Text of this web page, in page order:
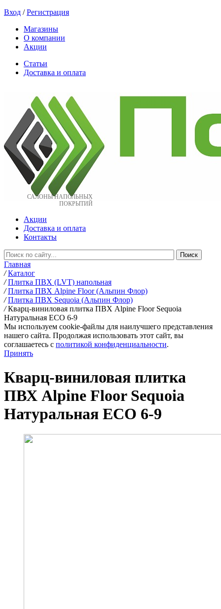
Вход /Регистрация
Магазины
О компании
Акции
Статьи
Доставка и оплата
САЛОНЫ НАПОЛЬНЫХ
ПОКРЫТИЙ
Акции
Доставка и оплата
Контакты
Главная
/ Каталог
/ Плитка ПВХ (LVT) напольная
/ Плитка ПВХ Alpine Floor (Альпин Флор)
/ Плитка ПВХ Sequoia (Альпин Флор)
/ Кварц-виниловая плитка ПВХ Alpine Floor Sequoia
Натуральная ECO 6-9
Мы используем cookie-файлы для наилучшего представления
нашего сайта. Продолжая использовать этот сайт, вы
соглашаетесь c политикой конфиденциальности.
Принять
Кварц-виниловая плитка
ПВХ Alpine Floor Sequoia
Натуральная ECO 6-9